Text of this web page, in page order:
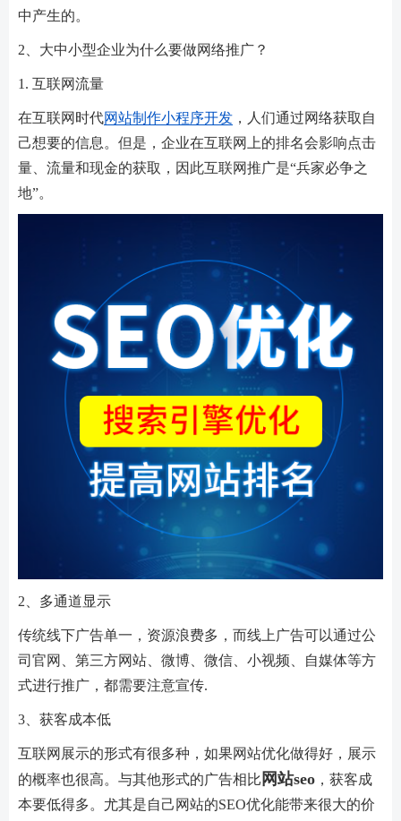
中产生的。
2、大中小型企业为什么要做网络推广？
1. 互联网流量
在互联网时代网站制作小程序开发 ，人们通过网络获取自
己想要的信息。但是，企业在互联网上的排名会影响点击
量、流量和现金的获取，因此互联网推广是“兵家必争之
地”。
2、多通道显示
传统线下广告单一，资源浪费多，而线上广告可以通过公
司官网、第三方网站、微博、微信、小视频、自媒体等方
式进行推广，都需要注意宣传.
3、获客成本低
互联网展示的形式有很多种，如果网站优化做得好，展示
的概率也很高。与其他形式的广告相比 网站seo ，获客成
本要低得多。尤其是自己网站的SEO优化能带来很大的价